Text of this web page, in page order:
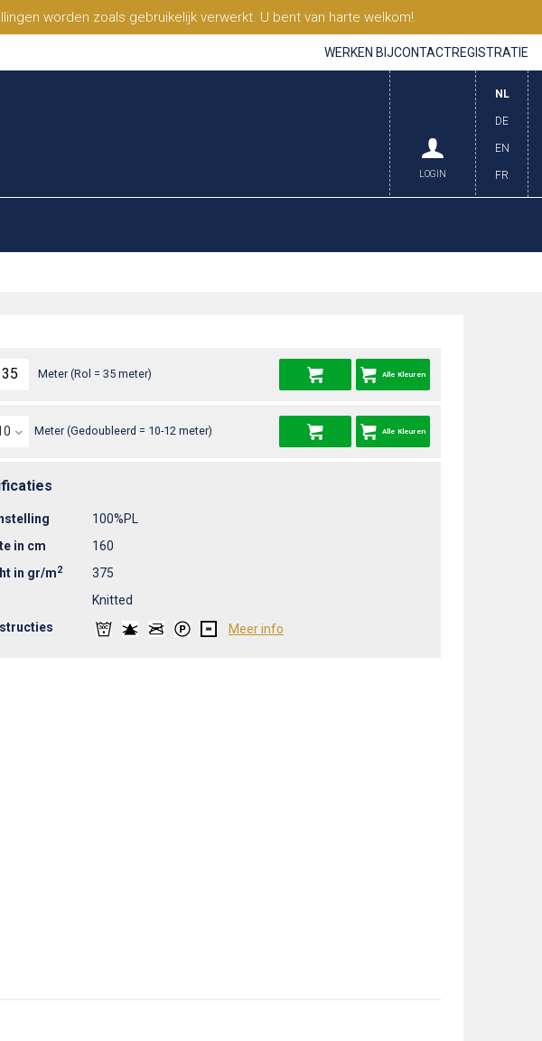
worden zoals gebruikelijk verwerkt. U bent van harte welkom!
WERKEN BIJCONTACTREGISTRATIE
NL
DE
EN
FR
LOGIN
Meter (Rol = 35 meter) Alle Kleuren
Meter (Gedoubleerd = 10-12 meter) Alle Kleuren
100%PL
in cm
160
in gr/m2
375
Knitted
Meer info